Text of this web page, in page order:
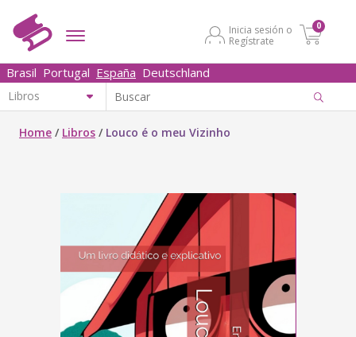
Inicia sesión o
Regístrate
0
Brasil Portugal España Deutschland
Home / Libros / Louco é o meu Vizinho